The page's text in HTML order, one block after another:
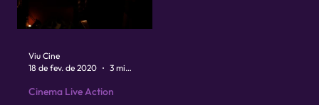
Cinema Live Action
Viu Cine
18 de fev. de 2020
3 min de leitura